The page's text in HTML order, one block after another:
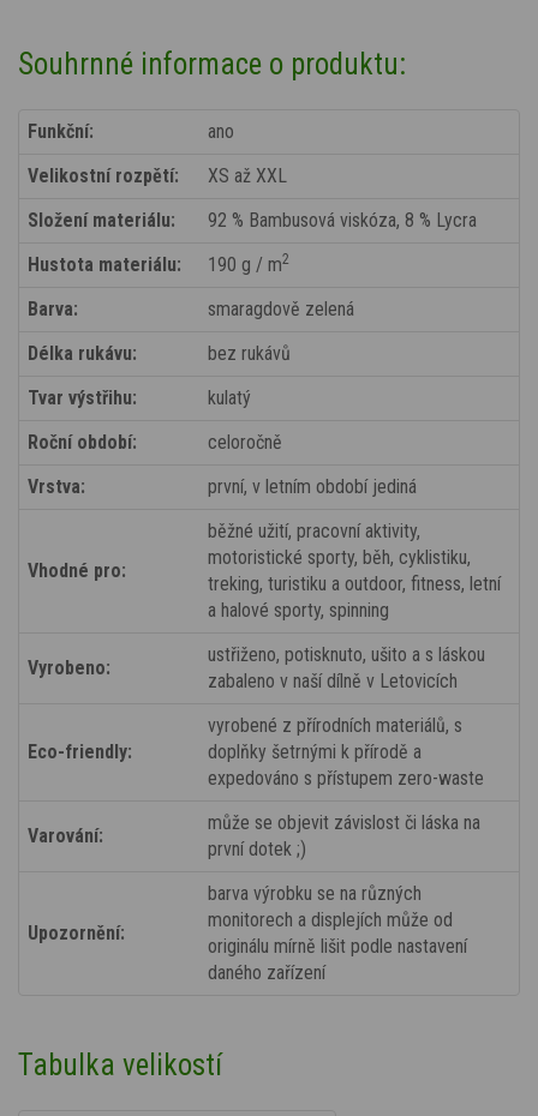
Souhrnné informace o produktu:
Funkční:
ano
Velikostní rozpětí:
XS až XXL
Složení materiálu:
92 % Bambusová viskóza, 8 % Lycra
Hustota materiálu:
190 g / m2
Barva:
smaragdově zelená
Délka rukávu:
bez rukávů
Tvar výstřihu:
kulatý
Roční období:
celoročně
Vrstva:
první, v letním období jediná
Vhodné pro:
běžné užití, pracovní aktivity,
motoristické sporty, běh, cyklistiku,
treking, turistiku a outdoor, fitness, letní
a halové sporty, spinning
Vyrobeno:
ustřiženo, potisknuto, ušito a s láskou
zabaleno v naší dílně v Letovicích
Eco-friendly:
vyrobené z přírodních materiálů, s
doplňky šetrnými k přírodě a
expedováno s přístupem zero-waste
Varování:
může se objevit závislost či láska na
první dotek ;)
Upozornění:
barva výrobku se na různých
monitorech a displejích může od
originálu mírně lišit podle nastavení
daného zařízení
Tabulka velikostí